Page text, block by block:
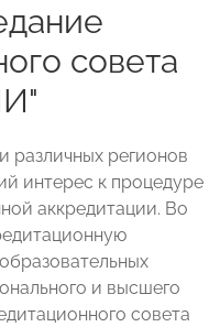
совета
различных регионов
интерес к процедуре
аккредитации. Во
и высшего
совета